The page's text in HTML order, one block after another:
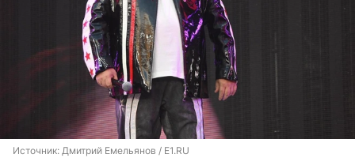
Источник: Дмитрий Емельянов / E1.RU